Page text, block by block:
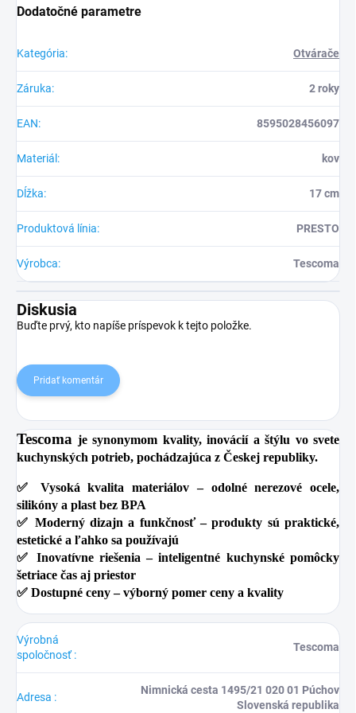
Dodatočné parametre
Kategória: Otvárače
Záruka: 2 roky
EAN: 8595028456097
Materiál : kov
Dĺžka: 17 cm
Produktová línia: PRESTO
Výrobca: Tescoma
Diskusia
Buďte prvý, kto napíše príspevok k tejto položke.
Pridať komentár
Tescoma je synonymom kvality, inovácií a štýlu vo svete
kuchynských potrieb, pochádzajúca z Českej republiky.
✅ Vysoká kvalita materiálov – odolné nerezové ocele,
silikóny a plast bez BPA
✅ Moderný dizajn a funkčnosť– produkty sú praktické,
estetické a ľahko sa používajú
✅ Inovatívne riešenia– inteligentné kuchynské pomôcky
šetriace čas aj priestor
✅ Dostupné ceny– výborný pomer ceny a kvality
Výrobná
spoločnosť :
Tescoma
Adresa :
Nimnická cesta 1495/21 020 01 Púchov
Slovenská republika